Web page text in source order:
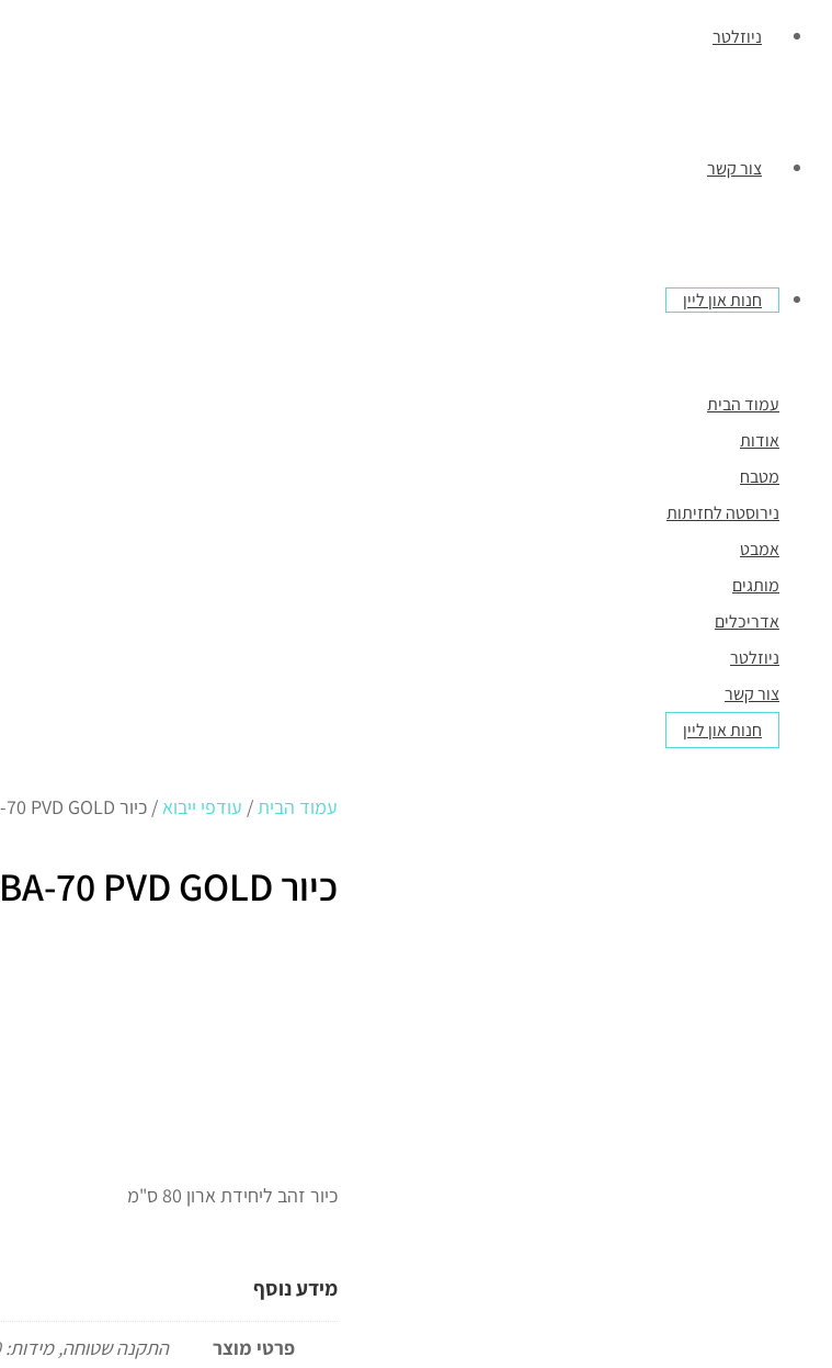
ניוזלטר
צור קשר
חנות און ליין
עמוד הבית
אודות
מטבח
נירוסטה לחזיתות
אמבט
מותגים
אדריכלים
ניוזלטר
צור קשר
חנות און ליין
עמוד הבית/ עודפי ייבוא/ כיור BA-70 PVD GOLD
כיור BA-70 PVD GOLD
כיור זהב ליחידת ארון 80 ס"מ
מידע נוסף
פרטי מוצר
התקנה שטוחה, מידות: 70X40 נטו